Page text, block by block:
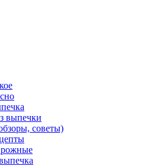
выпечки
советы)